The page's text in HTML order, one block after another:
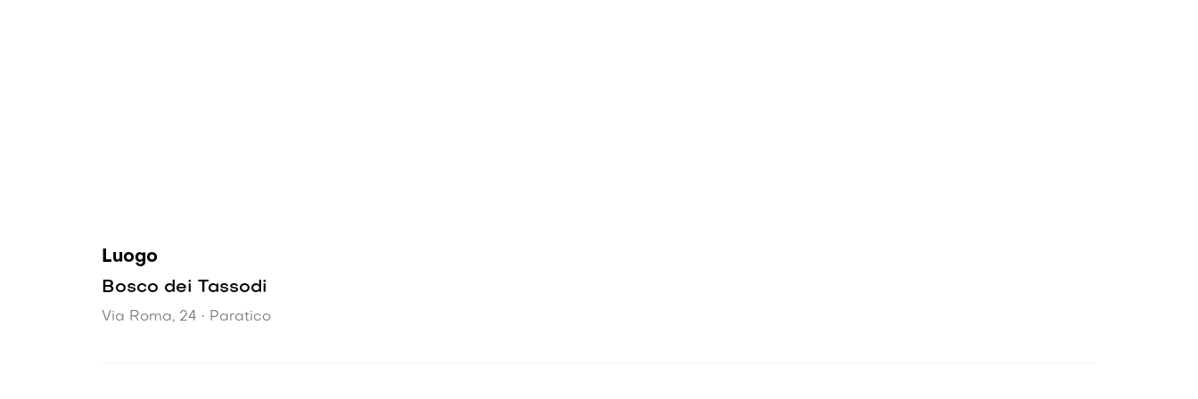
Luogo
Bosco dei Tassodi
Via Roma, 24 • Paratico